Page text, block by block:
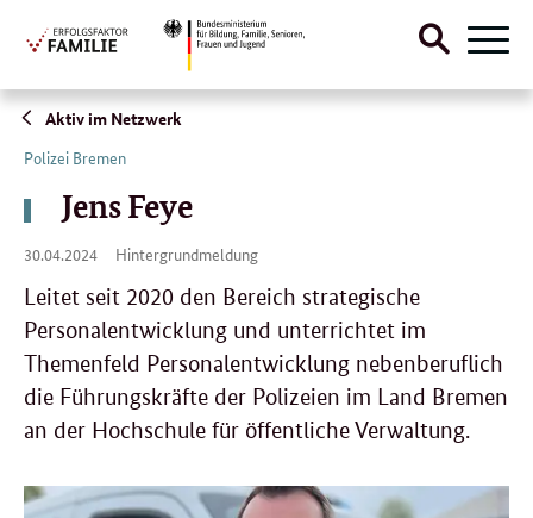
Direktlink:
Suche
Aktiv im Netzwerk
Polizei Bremen
Jens Feye
30.04.2024 30.
2024
Hintergrundmeldung
Leitet seit 2020 den Bereich strategische
Personalentwicklung und unterrichtet im
Themenfeld Personalentwicklung nebenberuflich
die Führungskräfte der Polizeien im Land Bremen
an der Hochschule für öffentliche Verwaltung.